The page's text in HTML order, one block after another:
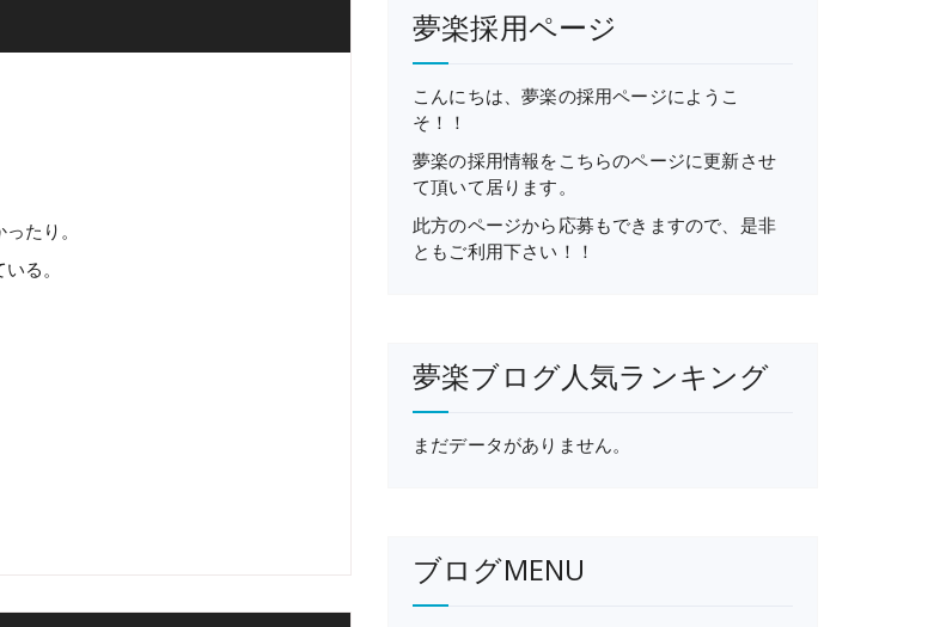
たり。
る。
夢楽採用ページ
こんにちは、夢楽の採用ページにようこ
そ！！
夢楽の採用情報をこちらのページに更新させ
て頂いて居ります。
此方のページから応募もできますので、是非
ともご利用下さい！！
夢楽ブログ人気ランキング
まだデータがありません。
ブログMENU